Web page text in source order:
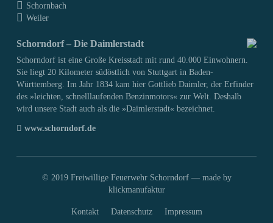
Schornbach
Weiler
Schorndorf – Die Daimlerstadt
Schorndorf ist eine Große Kreisstadt mit rund 40.000 Einwohnern.
Sie liegt 20 Kilometer südöstlich von Stuttgart in Baden-
Württemberg. Im Jahr 1834 kam hier Gottlieb Daimler, der Erfinder
des »leichten, schnelllaufenden Benzinmotors« zur Welt. Deshalb
wird unsere Stadt auch als die »Daimlerstadt« bezeichnet.
www.schorndorf.de
© 2019 Freiwillige Feuerwehr Schorndorf — made by
klickmanufaktur
Kontakt Datenschutz Impressum